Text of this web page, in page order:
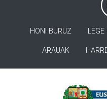
HONI BURUZ
ARAUAK